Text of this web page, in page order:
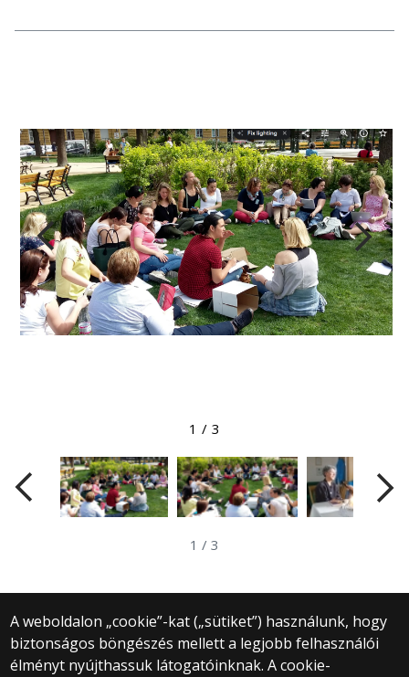
1 / 3
1 / 3
A weboldalon „cookie”-kat („sütiket”) használunk, hogy
biztonságos böngészés mellett a legjobb felhasználói
élményt nyújthassuk látogatóinknak. A cookie-
© 2025 Eötvös Loránd Tudományegyetem
Minden jog fenntartva.